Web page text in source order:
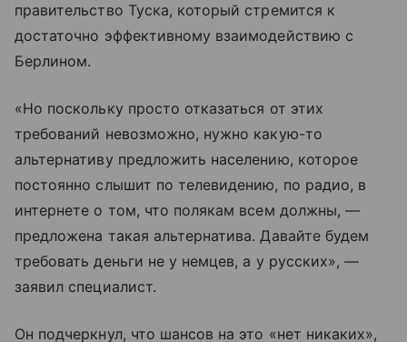
правительство Туска, который стремится к
достаточно эффективному взаимодействию с
Берлином.
«Но поскольку просто отказаться от этих
требований невозможно, нужно какую-то
альтернативу предложить населению, которое
постоянно слышит по телевидению, по радио, в
интернете о том, что полякам всем должны, —
предложена такая альтернатива. Давайте будем
требовать деньги не у немцев, а у русских», —
заявил специалист.
Он подчеркнул, что шансов на это «нет никаких»,